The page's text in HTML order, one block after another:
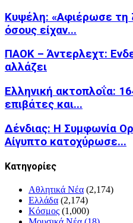
Κυψέλη: «Αφιέρωσε
όσους είχαν...
ΠΑΟΚ – Άντερλεχτ:
αλλάζει
Ελληνική ακτοπλοΐα:
επιβάτες και...
Δένδιας: Η Συμφωνία
Αίγυπτο κατοχύρωσε...
Kατηγορίες
Αθλητικά Νέα (2,174)
Ελλάδα (2,174)
Κόσμος (1,000)